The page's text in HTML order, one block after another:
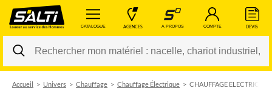
CATALOGUE AGENCES A PROPOS COMPTE DEVIS
Changer
Accueil Univers Chauffage Chauffage Électrique CHAUFFAGE ELECTRIQUE